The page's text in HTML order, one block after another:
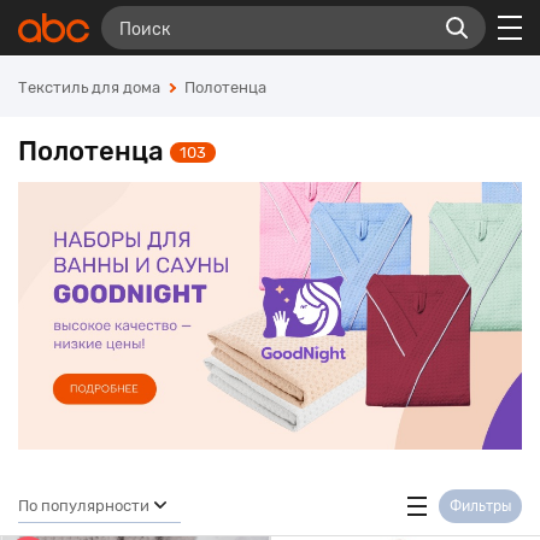
Текстиль для дома Полотенца
Полотенца 103
По популярности Фильтры